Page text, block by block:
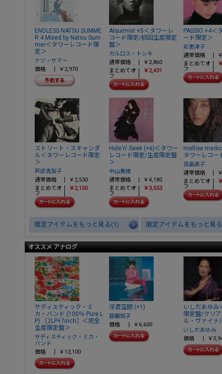
ENDLESS NATSU SUMME
R 4 Mixed by Natsu Sum
mer＜タワーレコード限
定＞
ナツ・サマー
価格
￥2,970
Alquimist +5＜タワーレ
コード限定/初回生産限定
盤＞
カルロス・トシキ
通常価格
￥2,860
まとめてオ
フ
￥2,431
PASSIO +4＜
ード限定＞
彩恵津子
通常価格
まとめてオ
フ
ストリート・スキャンダ
ル＜タワーレコード限定
＞
芦部真梨子
通常価格
￥2,530
まとめてオ
フ
￥2,150
Hide'n' Seek (+6)＜タワー
レコード限定/生産限定盤
＞
中山美穂
通常価格
￥4,180
まとめてオ
フ
￥3,553
mellow
タワーレコー
具島直子
通常価格
まとめてオ
フ
限定アイテムをもっと見る(1) 限定アイテムをもっと見
オススメ アナログ
サディスティック・ミ
カ・バンド (100％ Pure L
P) ［2LP+7inch］＜完全
生産限定盤＞
サディスティック・ミカ・
バンド
価格
￥12,100
浮遊空間 (+1)
亜蘭知子
価格
￥6,600
いしだあゆみ
限定盤/クリ
ル・ヴァイナ
いしだあゆみ
価格
￥